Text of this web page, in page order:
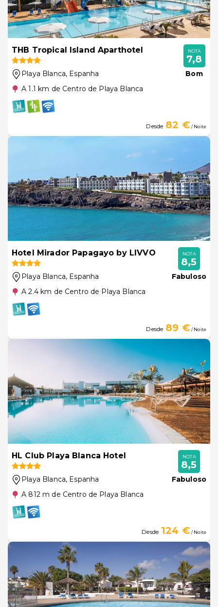
THB Tropical Island Aparthotel
Playa Blanca, Espanha
A 1.1 km de Centro de Playa Blanca
NOTA
7,8
Bom
Desde 82 €/ Noite
Hotel Mirador Papagayo by LIVVO
Playa Blanca, Espanha
A 2.4 km de Centro de Playa Blanca
NOTA
8,5
Fabuloso
Desde 89 €/ Noite
HL Club Playa Blanca Hotel
Playa Blanca, Espanha
A 812 m de Centro de Playa Blanca
NOTA
8,5
Fabuloso
Desde 124 €/ Noite